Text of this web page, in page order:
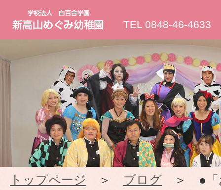
新
高
山
め
ぐ
み
TEL 0848-46-4633
トップページ ＞ ブログ ＞ ●「